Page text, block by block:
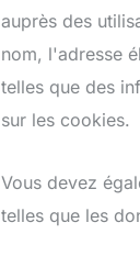
auprès des
nom, l'adresse
telles que des
sur les cookies.
Vous devez
telles que les